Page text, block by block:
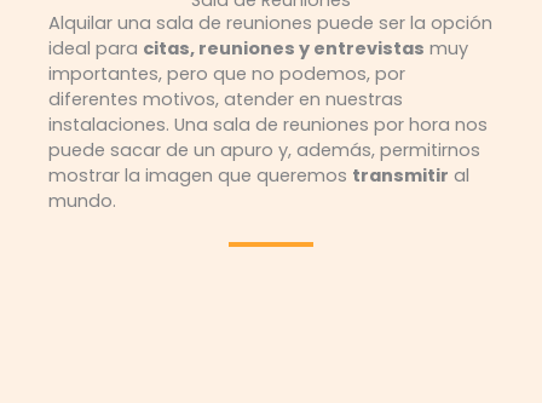
Alquilar una sala de reuniones puede ser la opción
ideal para citas, reuniones y entrevistas muy
importantes, pero que no podemos, por
diferentes motivos, atender en nuestras
instalaciones. Una sala de reuniones por hora nos
puede sacar de un apuro y, además, permitirnos
mostrar la imagen que queremos transmitir al
mundo.